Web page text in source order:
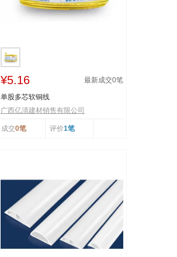
¥5.16 最新成交0笔
单股多芯软铜线
广西亿清建材销售有限公司
成交0笔 评价1笔